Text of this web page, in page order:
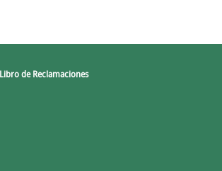
Libro de Reclamaciones